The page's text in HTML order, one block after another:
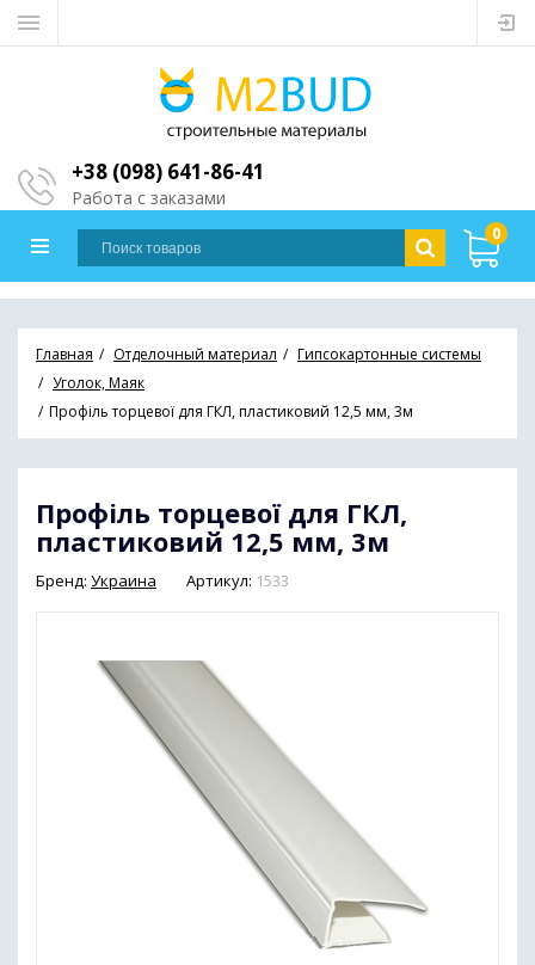
+38 (098) 641-86-41
Работа с заказами
0
Главная Отделочный материал
Гипсокартонные системы
Уголок, Маяк
Профіль торцевої для ГКЛ, пластиковий 12,5 мм, 3м
Профіль торцевої для ГКЛ,
пластиковий 12,5 мм, 3м
Бренд: Украина Артикул: 1533